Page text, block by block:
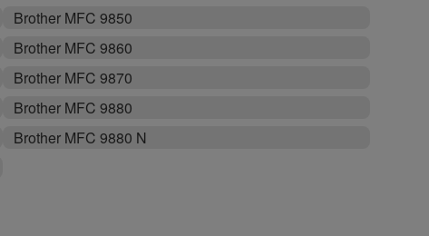
Brother MFC 9850
Brother MFC 9860
Brother MFC 9870
Brother MFC 9880
Brother MFC 9880 N